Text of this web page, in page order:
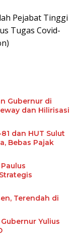
Pejabat Tinggi
Tugas Covid-
Gubernur di
dan Hilirisasi
dan HUT Sulut
Bebas Pajak
Terendah di
Yulius